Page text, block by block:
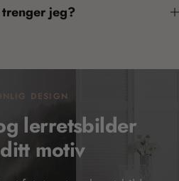
jeg?
DESIGN
lerretsbilder
motiv